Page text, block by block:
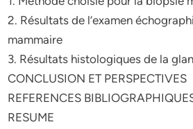
2. Résultats de l’examen
mammaire
3. Résultats histologiques de la
CONCLUSION ET PERSPECTIVES
REFERENCES
RESUME